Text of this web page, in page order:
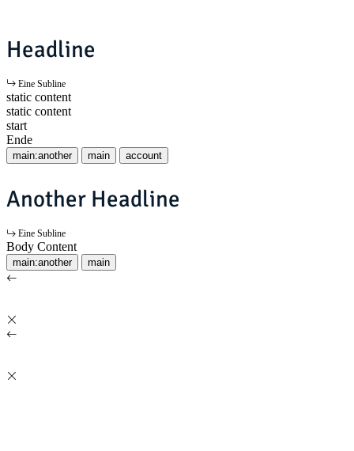
Headline
Eine Subline
static content
static content
start
Ende
main:another main account
Another Headline
Eine Subline
Body Content
main:another main